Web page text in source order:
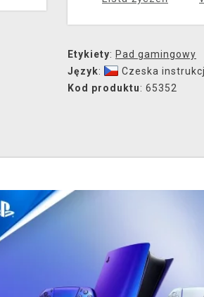
Etykiety: Pad gamingowy
Język:
Czeska
Kod produktu: 65352